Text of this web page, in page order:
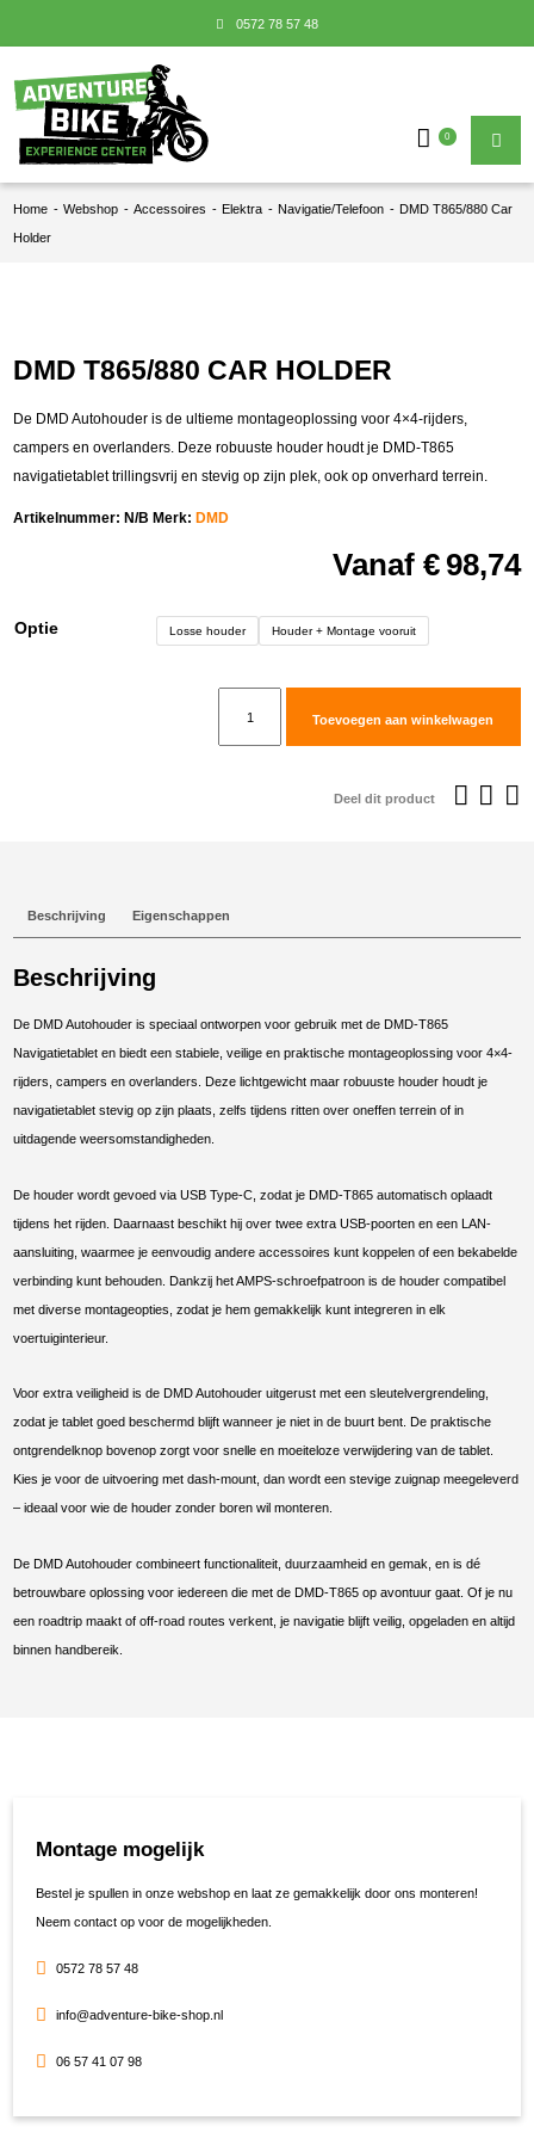
0572 78 57 48
0
Home - Webshop - Accessoires - Elektra - Navigatie/Telefoon - DMD T865/880 Car
Holder
DMD T865/880 CAR HOLDER
Artikelnummer: N/B Merk: DMD
De DMD Autohouder is de ultieme montageoplossing voor 4×4-rijders,
campers en overlanders. Deze robuuste houder houdt je DMD-T865
navigatietablet trillingsvrij en stevig op zijn plek, ook op onverhard terrein.
Vanaf € 98,74
Optie Losse houder Houder + Montage vooruit
Toevoegen aan winkelwagen
Deel dit product
Beschrijving Eigenschappen
Beschrijving
De DMD Autohouder is speciaal ontworpen voor gebruik met de DMD-T865
Navigatietablet en biedt een stabiele, veilige en praktische montageoplossing voor 4×4-
rijders, campers en overlanders. Deze lichtgewicht maar robuuste houder houdt je
navigatietablet stevig op zijn plaats, zelfs tijdens ritten over oneffen terrein of in
uitdagende weersomstandigheden.
De houder wordt gevoed via USB Type-C, zodat je DMD-T865 automatisch oplaadt
tijdens het rijden. Daarnaast beschikt hij over twee extra USB-poorten en een LAN-
aansluiting, waarmee je eenvoudig andere accessoires kunt koppelen of een bekabelde
verbinding kunt behouden. Dankzij het AMPS-schroefpatroon is de houder compatibel
met diverse montageopties, zodat je hem gemakkelijk kunt integreren in elk
voertuiginterieur.
Voor extra veiligheid is de DMD Autohouder uitgerust met een sleutelvergrendeling,
zodat je tablet goed beschermd blijft wanneer je niet in de buurt bent. De praktische
ontgrendelknop bovenop zorgt voor snelle en moeiteloze verwijdering van de tablet.
Kies je voor de uitvoering met dash-mount, dan wordt een stevige zuignap meegeleverd
– ideaal voor wie de houder zonder boren wil monteren.
De DMD Autohouder combineert functionaliteit, duurzaamheid en gemak, en is dé
betrouwbare oplossing voor iedereen die met de DMD-T865 op avontuur gaat. Of je nu
een roadtrip maakt of off-road routes verkent, je navigatie blijft veilig, opgeladen en altijd
binnen handbereik.
Montage mogelijk
Bestel je spullen in onze webshop en laat ze gemakkelijk door ons monteren!
Neem contact op voor de mogelijkheden.
0572 78 57 48
info@adventure-bike-shop.nl
06 57 41 07 98